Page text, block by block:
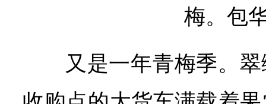
梅。包
又是一年青梅季。